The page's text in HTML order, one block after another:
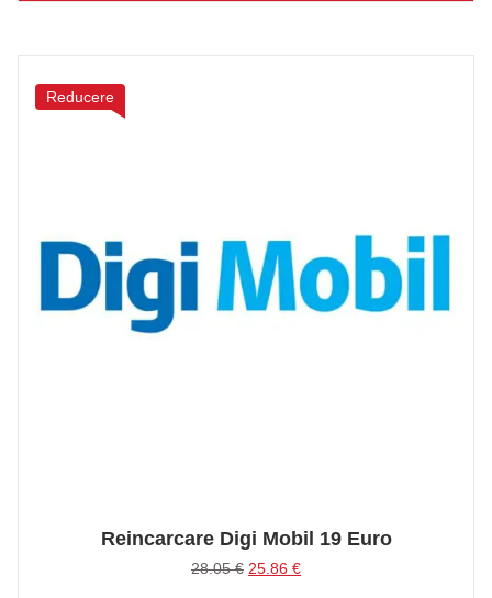
Reducere
Reincarcare Digi Mobil 19 Euro
28.05€ Prețul
25.86 €Prețul